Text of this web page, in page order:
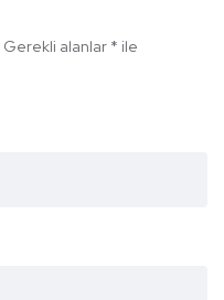
Gerekli alanlar * ile